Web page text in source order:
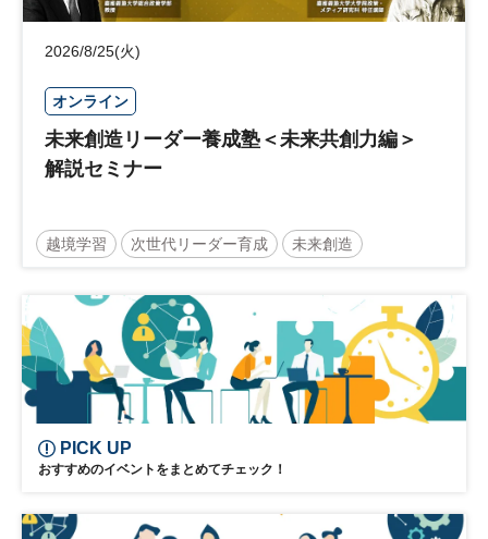
2026/8/25(火)
オンライン
未来創造リーダー養成塾＜未来共創力編＞
解説セミナー
越境学習 次世代リーダー育成 未来創造
PICK UP
おすすめのイベントをまとめてチェック！